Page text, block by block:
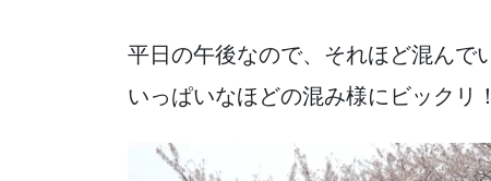
k
平日の午後なので、それほど混んで
いっぱいなほどの混み様にビックリ！